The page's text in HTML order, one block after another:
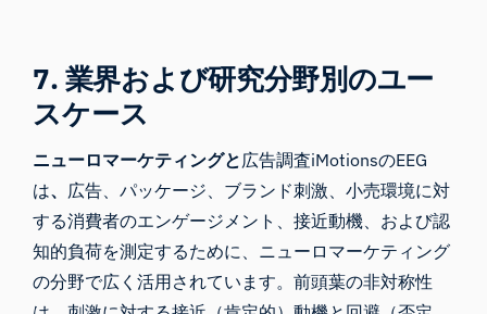
7. 業界および研究分野別のユー
スケース
ニューロマーケティングと 広告調査iMotionsのEEG
は、 広告、パッケージ、ブランド刺激、小売環境に対
する消費者のエンゲージメント、接近動機、および認
知的負荷を測定するために、ニューロマーケティング
の分野で広く活用されています。前頭葉の非対称性